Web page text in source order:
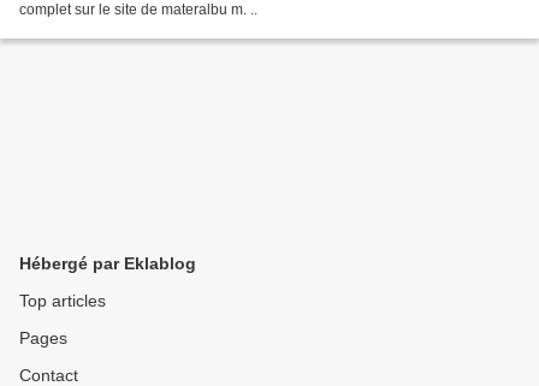
complet sur le site de materalbu m. ..
Hébergé par Eklablog
Top articles
Pages
Contact